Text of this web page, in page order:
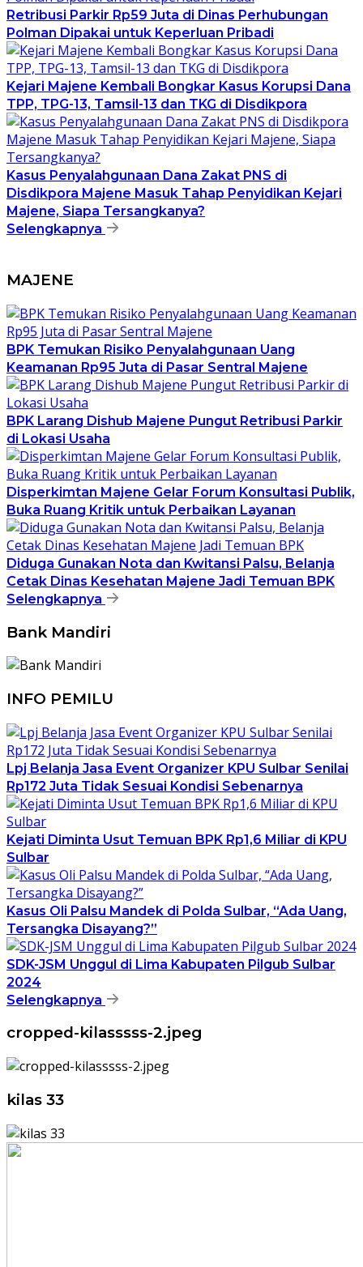
Retribusi Parkir Rp59 Juta di Dinas Perhubungan
Polman Dipakai untuk Keperluan Pribadi
Kejari Majene Kembali Bongkar Kasus Korupsi Dana
TPP, TPG-13, Tamsil-13 dan TKG di Disdikpora
Kasus Penyalahgunaan Dana Zakat PNS di
Disdikpora Majene Masuk Tahap Penyidikan Kejari
Majene, Siapa Tersangkanya?
Selengkapnya
MAJENE
BPK Temukan Risiko Penyalahgunaan Uang
Keamanan Rp95 Juta di Pasar Sentral Majene
BPK Larang Dishub Majene Pungut Retribusi Parkir
di Lokasi Usaha
Disperkimtan Majene Gelar Forum Konsultasi Publik,
Buka Ruang Kritik untuk Perbaikan Layanan
Diduga Gunakan Nota dan Kwitansi Palsu, Belanja
Cetak Dinas Kesehatan Majene Jadi Temuan BPK
Selengkapnya
Bank Mandiri
INFO PEMILU
Lpj Belanja Jasa Event Organizer KPU Sulbar Senilai
Rp172 Juta Tidak Sesuai Kondisi Sebenarnya
Kejati Diminta Usut Temuan BPK Rp1,6 Miliar di KPU
Sulbar
Kasus Oli Palsu Mandek di Polda Sulbar, “Ada Uang,
Tersangka Disayang?”
SDK-JSM Unggul di Lima Kabupaten Pilgub Sulbar
2024
Selengkapnya
cropped-kilasssss-2.jpeg
kilas 33